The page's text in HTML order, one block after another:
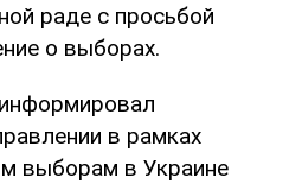
раде с просьбой
о выборах.
в рамках
выборам в Украине